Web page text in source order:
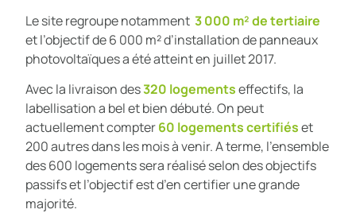
Le site regroupe notamment3 000 m² de tertiaire
et l’objectif de 6 000 m² d’installation de panneaux
photovoltaïques a été atteint en juillet 2017.
Avec la livraison des320 logementseffectifs, la
labellisation a bel et bien débuté. On peut
actuellement compter60 logements certifiéset
200 autres dans les mois à venir. A terme, l’ensemble
des 600 logements sera réalisé selon des objectifs
passifs et l’objectif est d’en certifier une grande
majorité.